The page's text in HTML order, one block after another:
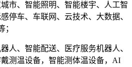
市、智能照明、智能楼宇、人工智
停车、车联网、云技术、大数据、
；
人、智能配送、医疗服务机器人、
测温设备，智能测体温设备，AI